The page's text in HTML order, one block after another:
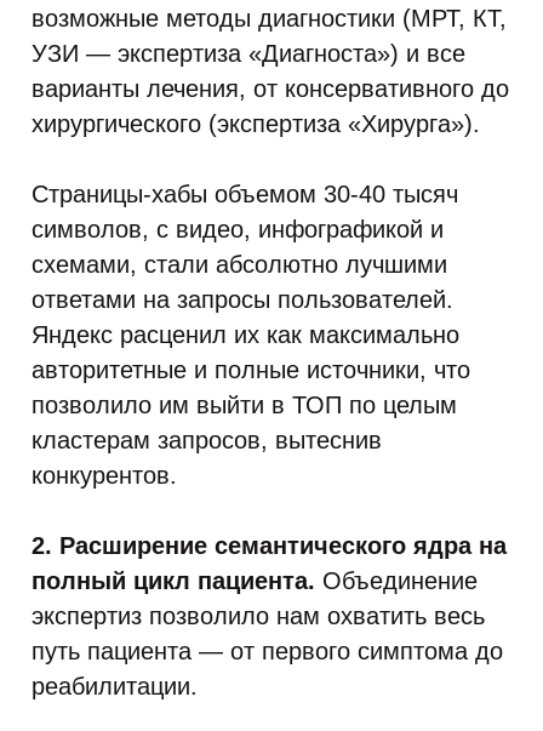
возможные методы диагностики (МРТ, КТ,
УЗИ — экспертиза «Диагноста») и все
варианты лечения, от консервативного до
хирургического (экспертиза «Хирурга»).
Страницы-хабы объемом 30-40 тысяч
символов, с видео, инфографикой и
схемами, стали абсолютно лучшими
ответами на запросы пользователей.
Яндекс расценил их как максимально
авторитетные и полные источники, что
позволило им выйти в ТОП по целым
кластерам запросов, вытеснив
конкурентов.
2. Расширение семантического ядра на
полный цикл пациента. Объединение
экспертиз позволило нам охватить весь
путь пациента — от первого симптома до
реабилитации.